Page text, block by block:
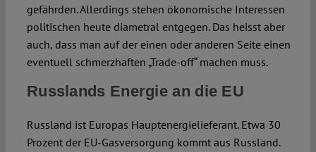
gefährden. Aller­dings stehen ökonomische Interessen
poli­tischen heute diametral entgegen. Das heisst aber
auch, dass man auf der einen oder anderen Seite einen
eventuell schmerzhaften „Trade-off“ machen muss.
Russlands Energie an die EU
Russland ist Europas Hauptenergielieferant. Etwa 30
Prozent der EU-Gasversorgung kommt aus Russland.